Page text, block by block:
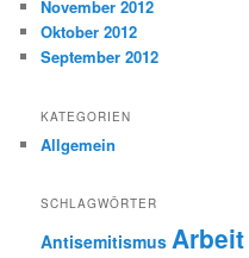
November 2012
Oktober 2012
September 2012
KATEGORIEN
Allgemein
SCHLAGWÖRTER
Antisemitismus Arbeit